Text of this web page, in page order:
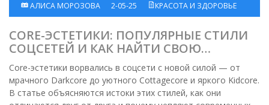
АЛИСА МОРОЗОВА 2-05-25 КРАСОТА И ЗДОРОВЬЕ
CORE-ЭСТЕТИКИ: ПОПУЛЯРНЫЕ СТИЛИ
СОЦСЕТЕЙ И КАК НАЙТИ СВОЮ
ИНДИВИДУАЛЬНОСТЬ
Core-эстетики ворвались в соцсети с новой силой — от
мрачного Darkcore до уютного Cottagecore и яркого Kidcore.
В статье объясняются истоки этих стилей, как они